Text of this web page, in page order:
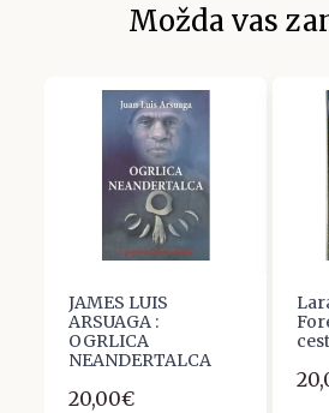
Možda vas
JAMES LUIS
ARSUAGA :
OGRLICA
NEANDERTALCA
20,00€